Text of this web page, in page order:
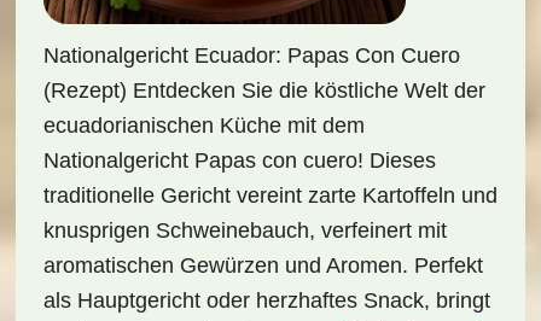
Nationalgericht Ecuador: Papas Con Cuero
(Rezept) Entdecken Sie die köstliche Welt der
ecuadorianischen Küche mit dem
Nationalgericht Papas con cuero! Dieses
traditionelle Gericht vereint zarte Kartoffeln und
knusprigen Schweinebauch, verfeinert mit
aromatischen Gewürzen und Aromen. Perfekt
als Hauptgericht oder herzhaftes Snack, bringt